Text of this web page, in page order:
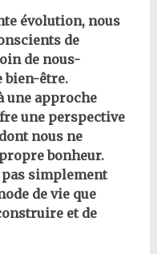
évolution, nous
de
de nous-
bien-être.
une approche
une perspective
nous ne
bonheur.
pas simplement
de vie que
et de